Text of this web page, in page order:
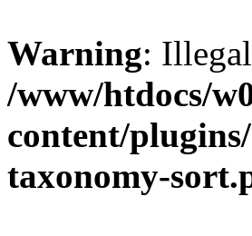
Warning:
/www/htdocs/
content/
taxonomy-